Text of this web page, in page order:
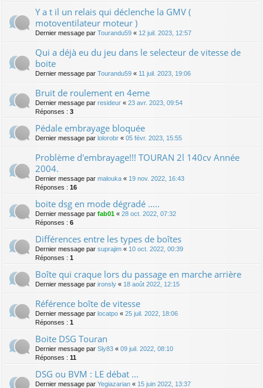
Y a t il un relais qui déclenche la GMV (
motoventilateur moteur )
Dernier message par Tourandu59 « 12 juil. 2023, 12:57
Qui a déjà eu du jeu dans le selecteur de vitesse de
boite
Dernier message par Tourandu59 « 11 juil. 2023, 19:06
Bruit de roulement en 4eme
Dernier message par resideur « 23 avr. 2023, 09:54
Réponses : 3
Pédale embrayage bloquée
Dernier message par lolorobr « 05 févr. 2023, 15:55
Problème d'embrayage!!! TOURAN 2l 140cv Année
2004.
Dernier message par malouka « 19 nov. 2022, 16:43
Réponses : 16
boite dsg en mode dégradé .....
Dernier message par fab01 « 28 oct. 2022, 07:32
Réponses : 6
Différences entre les types de boîtes
Dernier message par suprajim « 10 oct. 2022, 00:39
Réponses : 1
Boîte qui craque lors du passage en marche arrière
Dernier message par ironsly « 18 août 2022, 12:15
Référence boîte de vitesse
Dernier message par locatpo « 25 juil. 2022, 18:06
Réponses : 1
Boite DSG Touran
Dernier message par Sly83 « 09 juil. 2022, 08:10
Réponses : 11
DSG ou BVM : LE débat ...
Dernier message par Yegiazarian « 15 juin 2022, 13:37